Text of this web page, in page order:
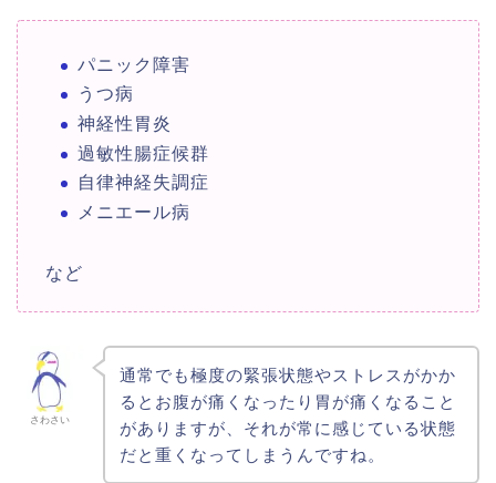
パニック障害
うつ病
神経性胃炎
過敏性腸症候群
自律神経失調症
メニエール病
など
さわさい
通常でも極度の緊張状態やストレスがかか
るとお腹が痛くなったり胃が痛くなること
がありますが、それが常に感じている状態
だと重くなってしまうんですね。